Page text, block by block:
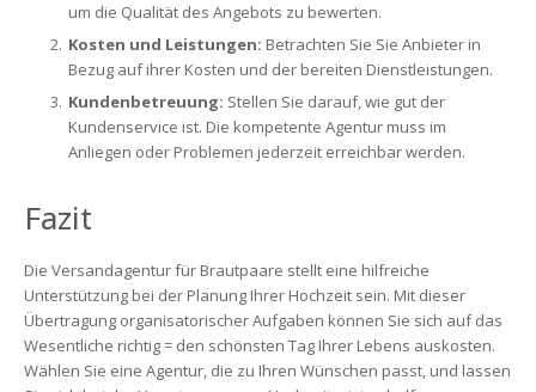
um die Qualität des Angebots zu bewerten.
Kosten und Leistungen: Betrachten Sie Sie Anbieter in
Bezug auf ihrer Kosten und der bereiten Dienstleistungen.
Kundenbetreuung: Stellen Sie darauf, wie gut der
Kundenservice ist. Die kompetente Agentur muss im
Anliegen oder Problemen jederzeit erreichbar werden.
Fazit
Die Versandagentur für Brautpaare stellt eine hilfreiche
Unterstützung bei der Planung Ihrer Hochzeit sein. Mit dieser
Übertragung organisatorischer Aufgaben können Sie sich auf das
Wesentliche richtig = den schönsten Tag Ihrer Lebens auskosten.
Wählen Sie eine Agentur, die zu Ihren Wünschen passt, und lassen